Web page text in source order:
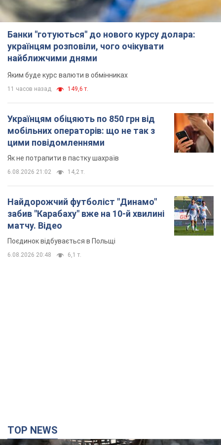
Банки "готуються" до нового курсу долара:
українцям розповіли, чого очікувати
найближчими днями
Яким буде курс валюти в обмінниках
11 часов назад 149,6 т.
Українцям обіцяють по 850 грн від
мобільних операторів: що не так з
цими повідомленнями
Як не потрапити в пастку шахраїв
6.08.2026 21:02 14,2 т.
Найдорожчий футболіст "Динамо"
забив "Карабаху" вже на 10-й хвилині
матчу. Відео
Поєдинок відбувається в Польщі
6.08.2026 20:48 6,1 т.
TOP NEWS